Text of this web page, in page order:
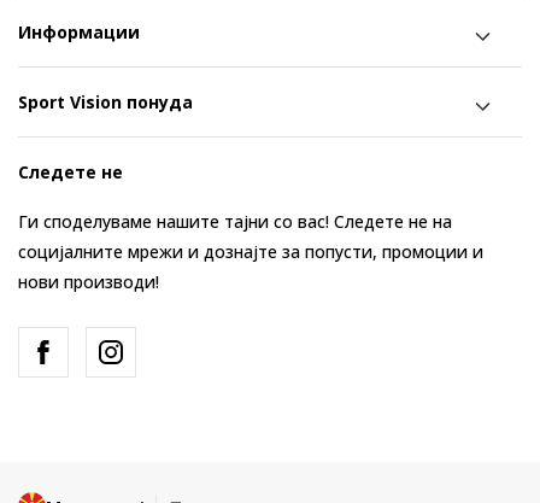
Информации
Sport Vision понуда
Следете не
Ги споделуваме нашите тајни со вас! Следете не на
социјалните мрежи и дознајте за попусти, промоции и
нови производи!